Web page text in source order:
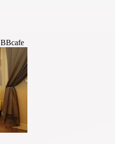
BBcafe